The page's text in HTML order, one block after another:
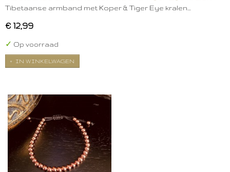
Tibetaanse armband met Koper & Tiger Eye kralen…
€ 12,99
✓ Op voorraad
IN WINKELWAGEN